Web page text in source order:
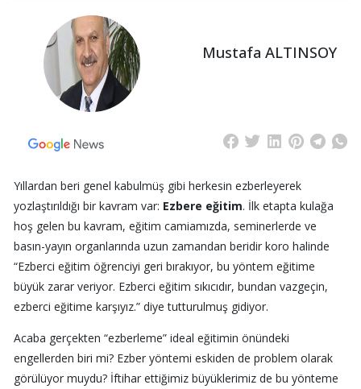
Mustafa ALTINSOY
Yıllardan beri genel kabulmüş gibi herkesin ezberleyerek
yozlaştırıldığı bir kavram var: Ezbere eğitim. İlk etapta kulağa
hoş gelen bu kavram, eğitim camiamızda, seminerlerde ve
basın-yayın organlarında uzun zamandan beridir koro halinde
“Ezberci eğitim öğrenciyi geri bırakıyor, bu yöntem eğitime
büyük zarar veriyor. Ezberci eğitim sıkıcıdır, bundan vazgeçin,
ezberci eğitime karşıyız.” diye tutturulmuş gidiyor.
Acaba gerçekten “ezberleme” ideal eğitimin önündeki
engellerden biri mi? Ezber yöntemi eskiden de problem olarak
görülüyor muydu? İftihar ettiğimiz büyüklerimiz de bu yönteme